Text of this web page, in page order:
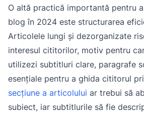
O altă practică importantă pentru
blog în 2024 este structurarea
Articolele lungi și dezorganizate
interesul cititorilor, motiv pentru
utilizezi subtitluri clare, paragrafe
esențiale pentru a ghida cititorul
secțiune a articolului ar trebui să
subiect, iar subtitlurile să fie